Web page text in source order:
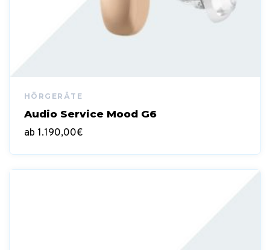
Audio Service Mood G6
ab 1.190,00€